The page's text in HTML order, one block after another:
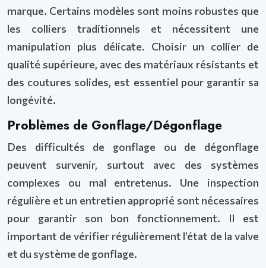
marque. Certains modèles sont moins robustes que
les colliers traditionnels et nécessitent une
manipulation plus délicate. Choisir un collier de
qualité supérieure, avec des matériaux résistants et
des coutures solides, est essentiel pour garantir sa
longévité.
Problèmes de Gonflage/Dégonflage
Des difficultés de gonflage ou de dégonflage
peuvent survenir, surtout avec des systèmes
complexes ou mal entretenus. Une inspection
régulière et un entretien approprié sont nécessaires
pour garantir son bon fonctionnement. Il est
important de vérifier régulièrement l’état de la valve
et du système de gonflage.